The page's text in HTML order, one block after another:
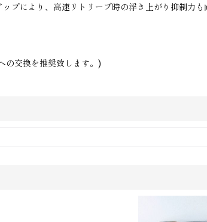
プにより、高速リトリーブ時の浮き上がり抑制力
の交換を推奨致します。)